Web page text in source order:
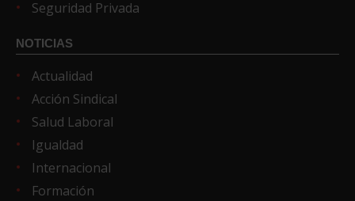
Seguridad Privada
NOTICIAS
Actualidad
Acción Sindical
Salud Laboral
Igualdad
Internacional
Formación